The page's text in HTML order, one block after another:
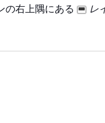
の右上隅にある
レ